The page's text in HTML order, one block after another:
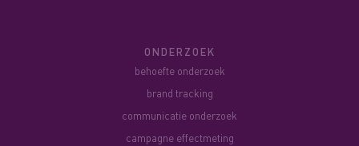
ONDERZOEK
behoefte onderzoek
brand tracking
communicatie onderzoek
campagne effectmeting